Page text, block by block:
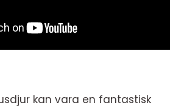
kan vara en fantastisk